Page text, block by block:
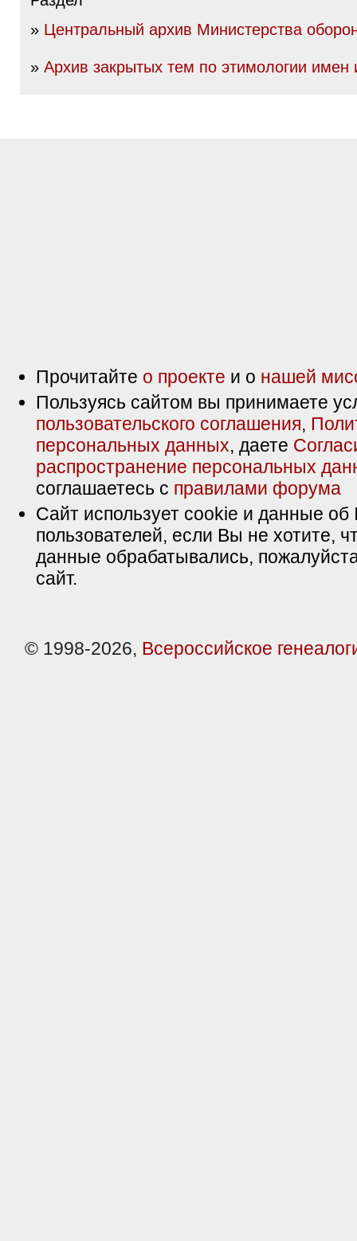
» Центральный архив Министерства
» Архив закрытых тем по этимологии
Прочитайте о проекте и о нашей
Пользуясь сайтом вы принимаете
пользовательского соглашения,
персональных данных, даете
распространение персональных
соглашаетесь с правилами форума
Сайт использует cookie и данные об
пользователей, если Вы не хотите,
данные обрабатывались,
сайт.
© 1998-2026, Всероссийское